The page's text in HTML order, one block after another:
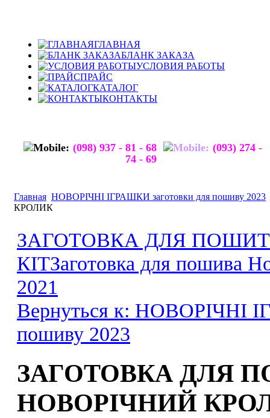
ГЛАВНАЯ
БЛАНК ЗАКАЗА
УСЛОВИЯ РАБОТЫ
ПРАЙС
КАТАЛОГ
КОНТАКТЫ
(098) 937 - 81 - 68
(093) 274 -
74 - 69
Главная НОВОРІЧНІ ІГРАШКИ заготовки для пошиву 2023
КРОЛИК
ЗАГОТОВКА ДЛЯ
КІТЗаготовка для пошива
2021
Вернуться к: НОВОРІЧНІ
пошиву 2023
ЗАГОТОВКА ДЛЯ
НОВОРІЧНИЙ